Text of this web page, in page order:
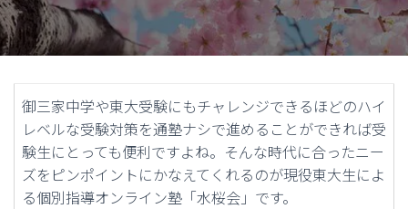
り
替
え
御三家中学や東大受験にもチャレンジできるほどのハイ
レベルな受験対策を通塾ナシで進めることができれば受
験生にとっても便利ですよね。そんな時代に合ったニー
ズをピンポイントにかなえてくれるのが現役東大生によ
る個別指導オンライン塾「水桜会」です。